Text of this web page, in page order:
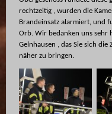
rechtzeitig , wurden die
Brandeinsatz alarmiert, und
Orb. Wir bedanken uns sehr
Gelnhausen , das Sie sich die
näher zu bringen.